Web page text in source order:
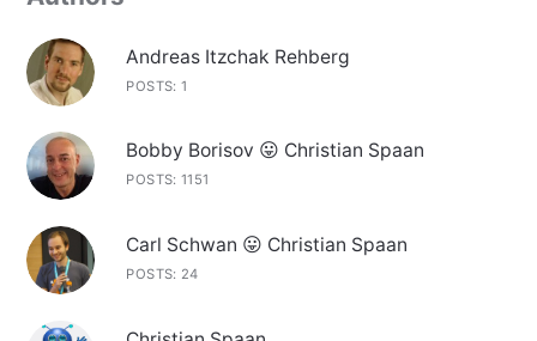
Andreas Itzchak Rehberg
POSTS: 1
Bobby Borisov 😛 Christian Spaan
POSTS: 1151
Carl Schwan 😛 Christian Spaan
POSTS: 24